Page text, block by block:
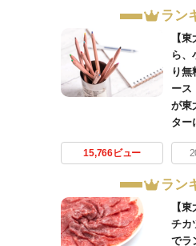
ラン
【
ら、
り無
ース
が東
ター
15,766ビュー
ラン
【
チカ
でラ